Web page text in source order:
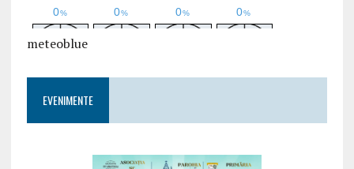
meteoblue
EVENIMENTE